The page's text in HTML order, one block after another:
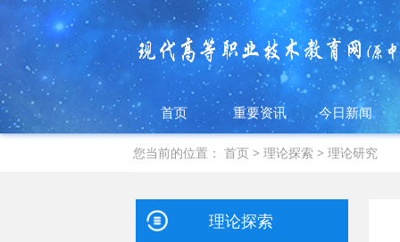
首页 重要资讯 今日新闻
您当前的位置：首页 >理论探索 >理论研究
理论探索